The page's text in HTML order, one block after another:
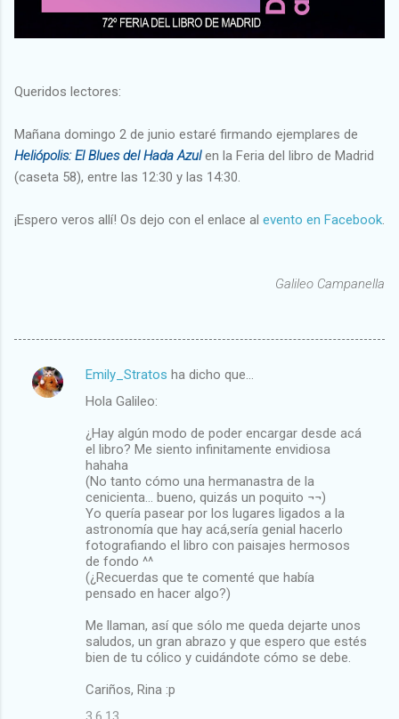
Queridos lectores:
Mañana domingo 2 de junio estaré firmando ejemplares de
Heliópolis: El Blues del Hada Azulen la Feria del libro de Madrid
(caseta 58), entre las 12:30 y las 14:30.
¡Espero veros allí! Os dejo con el enlace al evento en Facebook
Galileo Campanella
C
Emily_Stratos ha dicho que…
Hola Galileo:
¿Hay algún modo de poder encargar desde acá
el libro? Me siento infinitamente envidiosa
hahaha
(No tanto cómo una hermanastra de la
cenicienta... bueno, quizás un poquito ¬¬)
Yo quería pasear por los lugares ligados a la
astronomía que hay acá,sería genial hacerlo
fotografiando el libro con paisajes hermosos
de fondo ^^
(¿Recuerdas que te comenté que había
pensado en hacer algo?)
Me llaman, así que sólo me queda dejarte unos
saludos, un gran abrazo y que espero que estés
bien de tu cólico y cuidándote cómo se debe.
Cariños, Rina :p